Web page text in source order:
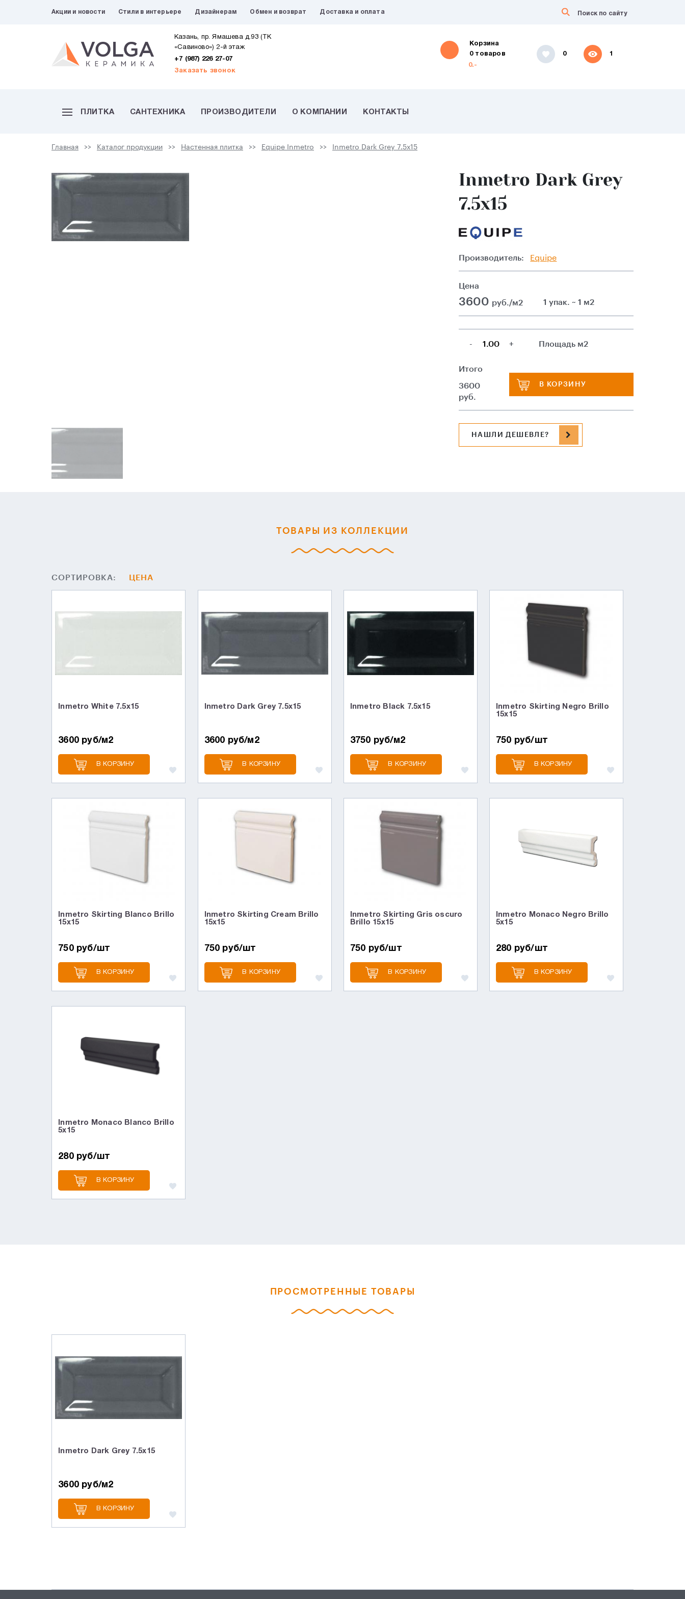
Акции и новости Стили в интерьере Дизайнерам Обмен и возврат Доставка и оплата
Казань, пр. Ямашева д.93 (ТК
«Савиново») 2-й этаж
+7 (987) 226 27-07
Заказать звонок
Корзина
0 товаров
0.-
0 1
ПЛИТКА САНТЕХНИКА ПРОИЗВОДИТЕЛИ О КОМПАНИИ КОНТАКТЫ
Главная Каталог продукции Настенная плитка Equipe Inmetro Inmetro Dark Grey 7.5х15
Inmetro Dark Grey
7.5х15
Производитель: Equipe
Цена
3600 руб./м2 1 упак. ~ 1 м2
- + Площадь м2
Итого
3600
руб.
В КОРЗИНУ
НАШЛИ ДЕШЕВЛЕ?
ТОВАРЫ ИЗ КОЛЛЕКЦИИ
СОРТИРОВКА: ЦЕНА
Inmetro White 7.5х15
3600 руб/м2
В КОРЗИНУ
Inmetro Dark Grey 7.5х15
3600 руб/м2
В КОРЗИНУ
Inmetro Black 7.5х15
3750 руб/м2
В КОРЗИНУ
Inmetro Skirting Negro Brillo
15х15
750 руб/шт
В КОРЗИНУ
Inmetro Skirting Blanco Brillo
15х15
750 руб/шт
В КОРЗИНУ
Inmetro Skirting Cream Brillo
15х15
750 руб/шт
В КОРЗИНУ
Inmetro Skirting Gris oscuro
Brillo 15х15
750 руб/шт
В КОРЗИНУ
Inmetro Monaco Negro Brillo
5х15
280 руб/шт
В КОРЗИНУ
Inmetro Monaco Blanco Brillo
5х15
280 руб/шт
В КОРЗИНУ
ПРОСМОТРЕННЫЕ ТОВАРЫ
Inmetro Dark Grey 7.5х15
3600 руб/м2
В КОРЗИНУ